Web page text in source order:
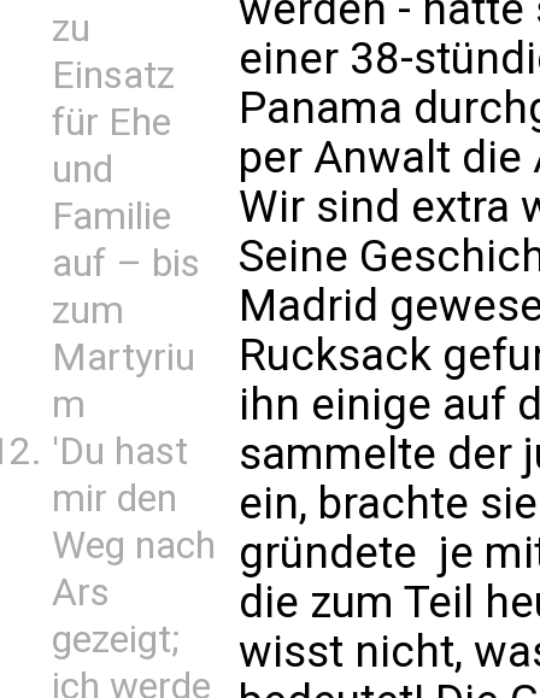
zu
Einsatz
für Ehe
und
Familie
auf – bis
zum
Martyriu
m
'Du hast
mir den
Weg nach
Ars
gezeigt;
ich werde
einer 38-
Panama
per Anwalt die
Wir sind extra
Seine
Madrid
Rucksack
ihn einige auf
sammelte der
ein, brachte
gründete  je
die zum Teil
wisst nicht,